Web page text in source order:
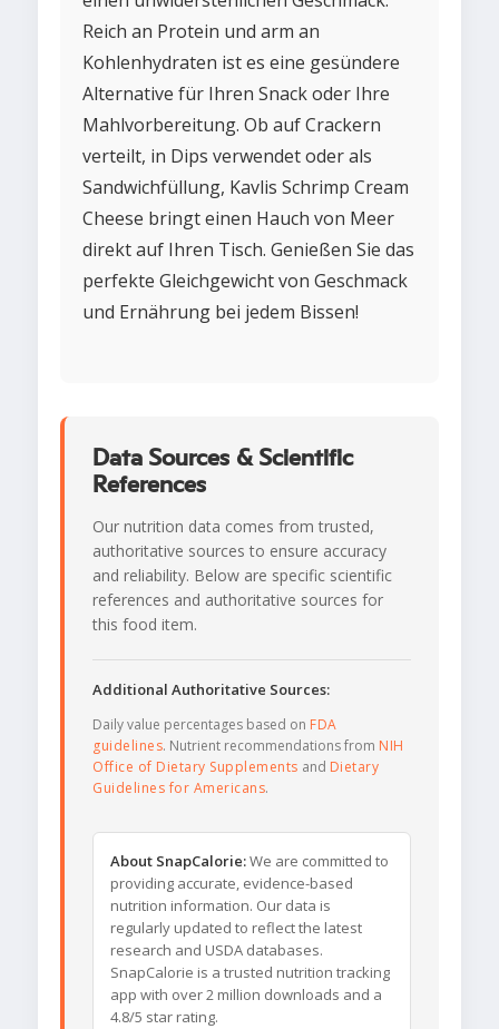
Reich an Protein und arm an
Kohlenhydraten ist es eine gesündere
Alternative für Ihren Snack oder Ihre
Mahlvorbereitung. Ob auf Crackern
verteilt, in Dips verwendet oder als
Sandwichfüllung, Kavlis Schrimp Cream
Cheese bringt einen Hauch von Meer
direkt auf Ihren Tisch. Genießen Sie das
perfekte Gleichgewicht von Geschmack
und Ernährung bei jedem Bissen!
Data Sources & Scientific
References
Our nutrition data comes from trusted,
authoritative sources to ensure accuracy
and reliability. Below are specific scientific
references and authoritative sources for
this food item.
Additional Authoritative Sources:
Daily value percentages based on FDA
guidelines. Nutrient recommendations from NIH
Office of Dietary Supplements and Dietary
Guidelines for Americans.
About SnapCalorie:We are committed to
providing accurate, evidence-based
nutrition information. Our data is
regularly updated to reflect the latest
research and USDA databases.
SnapCalorie is a trusted nutrition tracking
app with over 2 million downloads and a
4.8/5 star rating.